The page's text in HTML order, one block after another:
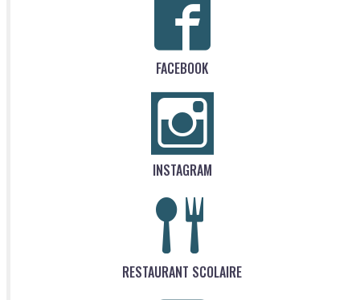
FACEBOOK
INSTAGRAM
RESTAURANT SCOLAIRE